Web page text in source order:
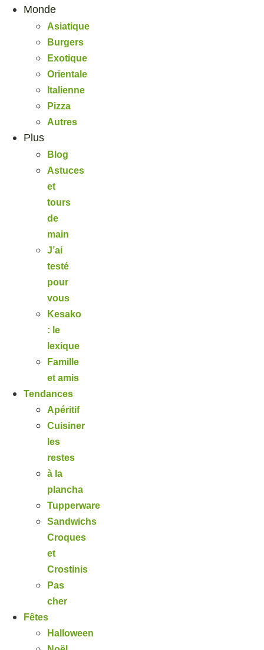
Monde
Asiatique
Burgers
Exotique
Orientale
Italienne
Pizza
Autres
Plus
Blog
Astuces
et
tours
de
main
J’ai
testé
pour
vous
Kesako
: le
lexique
Famille
et amis
Tendances
Apéritif
Cuisiner
les
restes
à la
plancha
Tupperware
Sandwichs
Croques
et
Crostinis
Pas
cher
Fêtes
Halloween